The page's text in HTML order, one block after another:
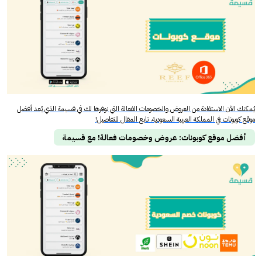
يُمكنك الآن الاستفادة من العروض والخصومات الفعالة التي نوفرها لك في قسيمة الذي يُعد أفضل
موقع كوبونات في المملكة العربية السعودية، تابع المقال للتفاصيل!
أفضل موقع كوبونات: عروض وخصومات فعالة! مع قسيمة